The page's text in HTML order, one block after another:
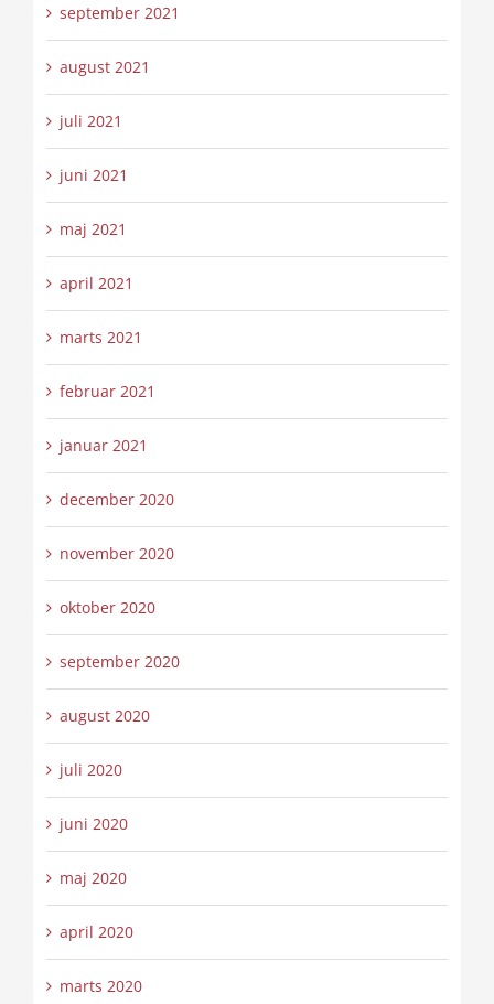
september 2021
august 2021
juli 2021
juni 2021
maj 2021
april 2021
marts 2021
februar 2021
januar 2021
december 2020
november 2020
oktober 2020
september 2020
august 2020
juli 2020
juni 2020
maj 2020
april 2020
marts 2020